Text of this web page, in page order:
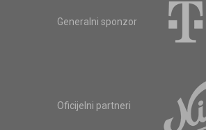
Generalni sponzor
Oficijelni partneri